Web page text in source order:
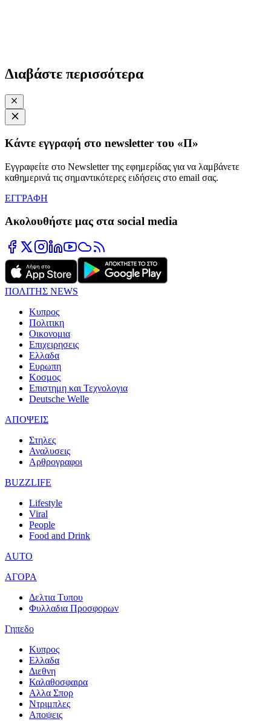
Διαβάστε περισσότερα
Κάντε εγγραφή στο newsletter του «Π»
Εγγραφείτε στο Newsletter της εφημερίδας για να λαμβάνετε
καθημερινά τις σημαντικότερες ειδήσεις στο email σας.
ΕΓΓΡΑΦΗ
Ακολουθήστε μας στα social media
ΠΟΛΙΤΗΣ NEWS
Κυπρος
Πολιτικη
Οικονομια
Επιχειρησεις
Ελλαδα
Ευρωπη
Κοσμος
Επιστημη και Τεχνολογια
Deutsche Welle
ΑΠΟΨΕΙΣ
Στηλες
Αναλυσεις
Αρθρογραφοι
BUZZLIFE
Lifestyle
Viral
People
Food and Drink
AUTO
ΑΓΟΡΑ
Δελτια Τυπου
Φυλλαδια Προσφορων
Γηπεδο
Κυπρος
Ελλαδα
Διεθνη
Καλαθοσφαιρα
Αλλα Σπορ
Ντριμπλες
Αποψεις